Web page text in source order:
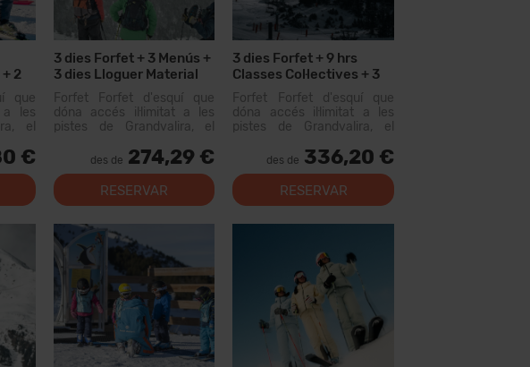
2
que
a les
el
més
amb
€
3 dies Forfet + 3 Menús +
3 dies Lloguer Material
Forfet Forfet d'esquí que
dóna accés il·limitat a les
pistes de Grandvalira, el
dels Pirineus. Amb aquest
forfet podràs recórrer més
de 200 km de pistes, amb
opcions per a tots els nivells,
des de 274,29 €
RESERVAR
3 dies Forfet + 9 hrs
Classes Col·lectives + 3
Menús
Forfet Forfet d'esquí que
dóna accés il·limitat a les
pistes de Grandvalira, el
dels Pirineus. Amb aquest
forfet podràs recórrer més
de 200 km de pistes, amb
opcions per a tots els nivells,
des de 336,20 €
RESERVAR